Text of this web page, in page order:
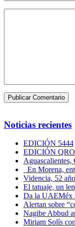
Noticias recientes
EDICIÓN 5444
EDICIÓN
Aguascalientes,
En Morena,
Videncia, 52
El tatuaje, un
Da la UAEMéx
Alertan sobre
Nagibe Abbud
Miriam Solís